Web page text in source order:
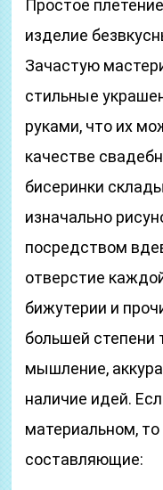
Простое
изделие
Зачастую
стильные
руками, что их
качестве
бисеринки
изначально
посредством
отверстие
бижутерии и
большей степени
мышление,
наличие идей.
материальном,
составляющие: